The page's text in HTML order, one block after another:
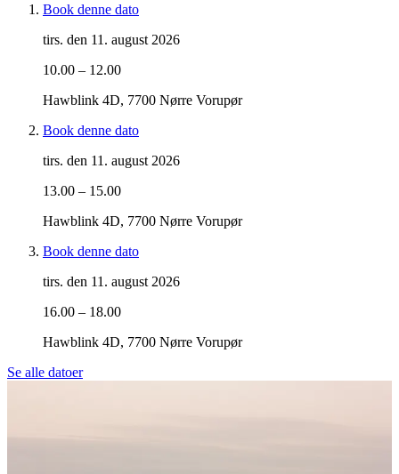
Book denne dato
tirs. den 11. august 2026
10.00 – 12.00
Hawblink 4D, 7700 Nørre Vorupør
Book denne dato
tirs. den 11. august 2026
13.00 – 15.00
Hawblink 4D, 7700 Nørre Vorupør
Book denne dato
tirs. den 11. august 2026
16.00 – 18.00
Hawblink 4D, 7700 Nørre Vorupør
Se alle datoer